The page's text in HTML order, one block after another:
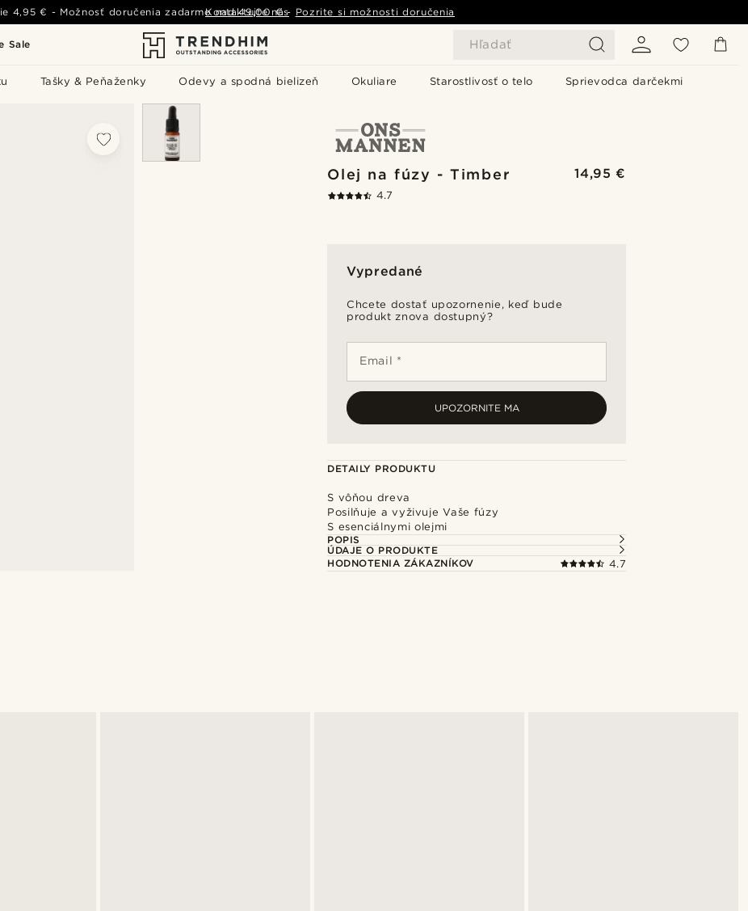
Sale Hľadať
Tašky & Peňaženky Odevy a spodná bielizeň Okuliare Starostlivosť o telo Sprievodca darčekmi
4,95 € - Možnosť doručenia zadarmo nad 49,00 € - Pozrite si možnosti doručenia
Kontaktujte nás
Olej na fúzy - Timber 14,95 €
4.7
Vypredané
Chcete dostať upozornenie, keď bude
produkt znova dostupný?
Email *
UPOZORNITE MA
DETAILY PRODUKTU
S vôňou dreva
Posilňuje a vyživuje Vaše fúzy
S esenciálnymi olejmi
POPIS
ÚDAJE O PRODUKTE
HODNOTENIA ZÁKAZNÍKOV
4.7